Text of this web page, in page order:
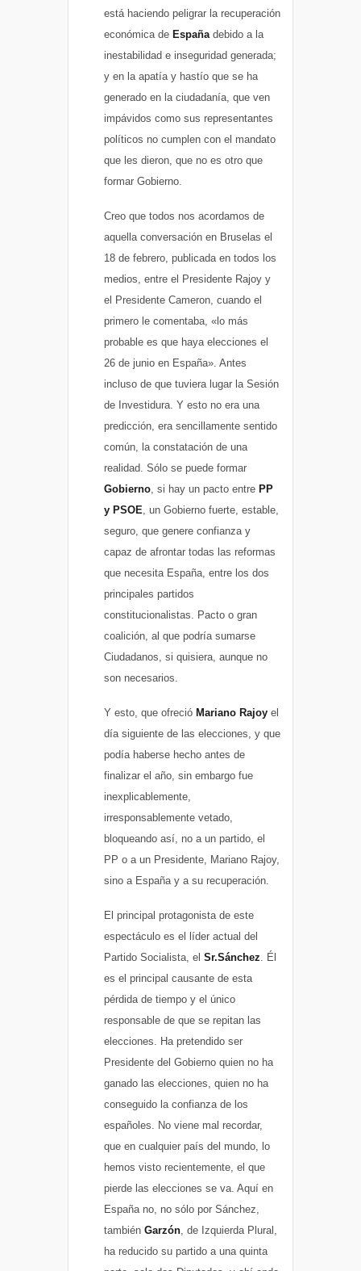
está haciendo peligrar la recuperación
económica de Españadebido a la
inestabilidad e inseguridad generada;
y en la apatía y hastío que se ha
generado en la ciudadanía, que ven
impávidos como sus representantes
políticos no cumplen con el mandato
que les dieron, que no es otro que
formar Gobierno.
Creo que todos nos acordamos de
aquella conversación en Bruselas el
18 de febrero, publicada en todos los
medios, entre el Presidente Rajoy y
el Presidente Cameron, cuando el
primero le comentaba, «lo más
probable es que haya elecciones el
26 de junio en España». Antes
incluso de que tuviera lugar la Sesión
de Investidura. Y esto no era una
predicción, era sencillamente sentido
común, la constatación de una
realidad. Sólo se puede formar
Gobierno, si hay un pacto entre PP
y PSOE, un Gobierno fuerte, estable,
seguro, que genere confianza y
capaz de afrontar todas las reformas
que necesita España, entre los dos
principales partidos
constitucionalistas. Pacto o gran
coalición, al que podría sumarse
Ciudadanos, si quisiera, aunque no
son necesarios.
Y esto, que ofreció Mariano Rajoy el
día siguiente de las elecciones, y que
podía haberse hecho antes de
finalizar el año, sin embargo fue
inexplicablemente,
irresponsablemente vetado,
bloqueando así, no a un partido, el
PP o a un Presidente, Mariano Rajoy,
sino a España y a su recuperación.
El principal protagonista de este
espectáculo es el líder actual del
Partido Socialista, el Sr.Sánchez. Él
es el principal causante de esta
pérdida de tiempo y el único
responsable de que se repitan las
elecciones. Ha pretendido ser
Presidente del Gobierno quien no ha
ganado las elecciones, quien no ha
conseguido la confianza de los
españoles. No viene mal recordar,
que en cualquier país del mundo, lo
hemos visto recientemente, el que
pierde las elecciones se va. Aquí en
España no, no sólo por Sánchez,
también Garzón, de Izquierda Plural,
ha reducido su partido a una quinta